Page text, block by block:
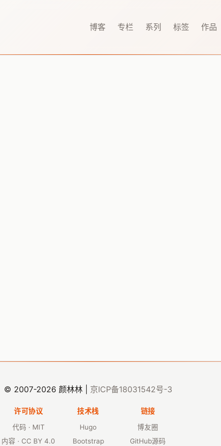
博客 专栏 系列 标签 作品
© 2007-2026 颜林林 | 京ICP备18031542号-3
许可协议
代码 · MIT
内容 · CC BY 4.0
技术栈
Hugo
Bootstrap
链接
博友圈
GitHub源码